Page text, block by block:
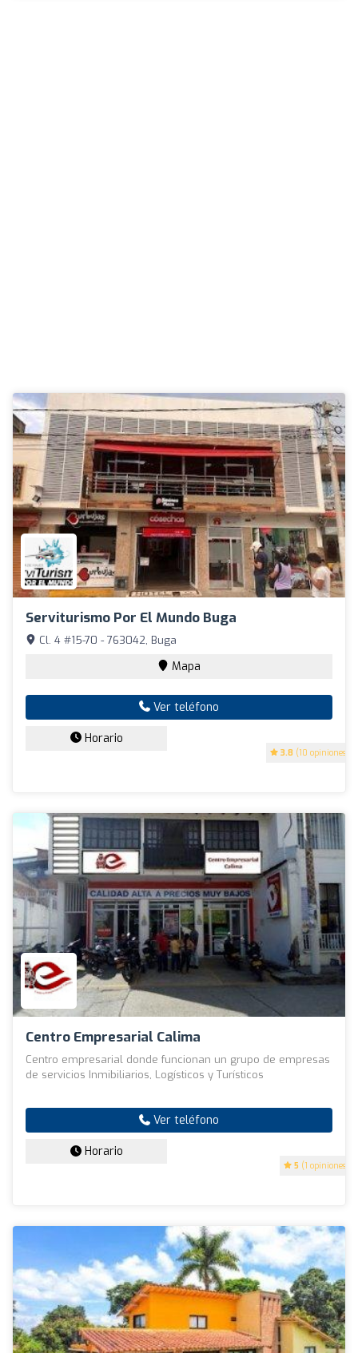
Serviturismo Por El Mundo Buga
3.8 (10 opiniones)
Cl. 4 #15-70 - 763042, Buga
Mapa
Ver teléfono
Horario
Centro Empresarial Calima
5 (1 opiniones)
Centro empresarial donde funcionan un grupo de empresas
de servicios Inmibiliarios, Logísticos y Turísticos
Ver teléfono
Horario